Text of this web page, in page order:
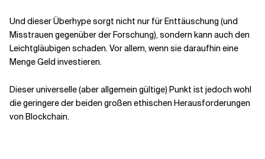
Und dieser Überhype sorgt nicht nur für Enttäuschung (und
Misstrauen gegenüber der Forschung), sondern kann auch den
Leichtgläubigen schaden. Vor allem, wenn sie daraufhin eine
Menge Geld investieren.
Dieser universelle (aber allgemein gültige) Punkt ist jedoch wohl
die geringere der beiden großen ethischen Herausforderungen
von Blockchain.